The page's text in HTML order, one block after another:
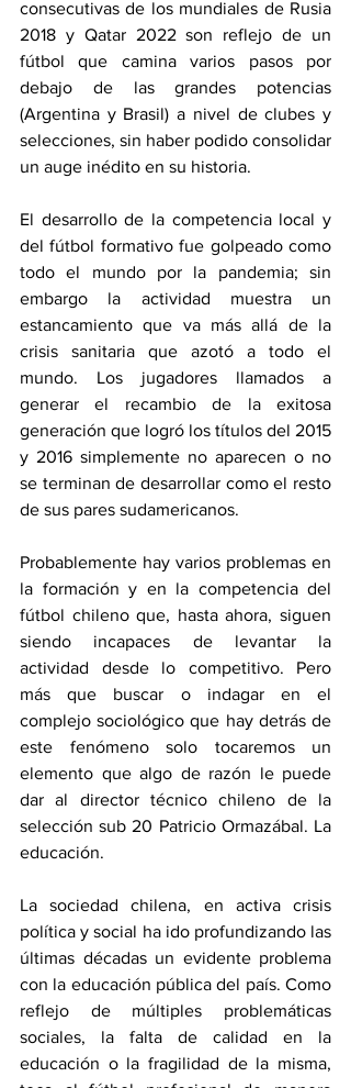
consecutivas de los mundiales de Rusia
2018 y Qatar 2022 son reflejo de un
fútbol que camina varios pasos por
debajo de las grandes potencias
(Argentina y Brasil) a nivel de clubes y
selecciones, sin haber podido consolidar
un auge inédito en su historia.
El desarrollo de la competencia local y
del fútbol formativo fue golpeado como
todo el mundo por la pandemia; sin
embargo la actividad muestra un
estancamiento que va más allá de la
crisis sanitaria que azotó a todo el
mundo. Los jugadores llamados a
generar el recambio de la exitosa
generación que logró los títulos del 2015
y 2016 simplemente no aparecen o no
se terminan de desarrollar como el resto
de sus pares sudamericanos.
Probablemente hay varios problemas en
la formación y en la competencia del
fútbol chileno que, hasta ahora, siguen
siendo incapaces de levantar la
actividad desde lo competitivo. Pero
más que buscar o indagar en el
complejo sociológico que hay detrás de
este fenómeno solo tocaremos un
elemento que algo de razón le puede
dar al director técnico chileno de la
selección sub 20 Patricio Ormazábal. La
educación.
La sociedad chilena, en activa crisis
política y social ha ido profundizando las
últimas décadas un evidente problema
con la educación pública del país. Como
reflejo de múltiples problemáticas
sociales, la falta de calidad en la
educación o la fragilidad de la misma,